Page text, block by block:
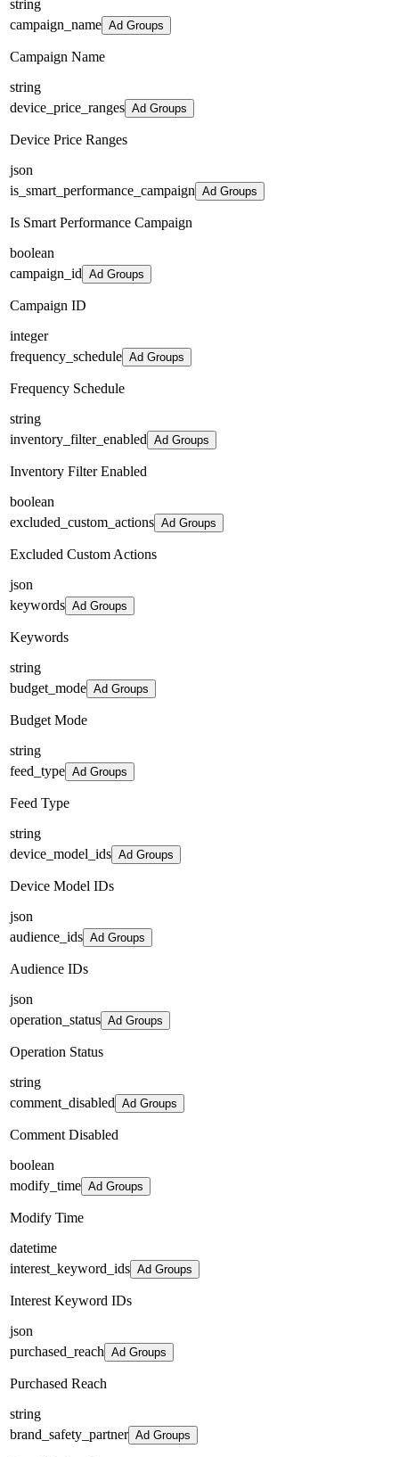
string
campaign_name Ad Groups
Campaign Name
string
device_price_ranges Ad Groups
Device Price Ranges
json
is_smart_performance_campaign Ad Groups
Is Smart Performance Campaign
boolean
campaign_id Ad Groups
Campaign ID
integer
frequency_schedule Ad Groups
Frequency Schedule
string
inventory_filter_enabled Ad Groups
Inventory Filter Enabled
boolean
excluded_custom_actions Ad Groups
Excluded Custom Actions
json
keywords Ad Groups
Keywords
string
budget_mode Ad Groups
Budget Mode
string
feed_type Ad Groups
Feed Type
string
device_model_ids Ad Groups
Device Model IDs
json
audience_ids Ad Groups
Audience IDs
json
operation_status Ad Groups
Operation Status
string
comment_disabled Ad Groups
Comment Disabled
boolean
modify_time Ad Groups
Modify Time
datetime
interest_keyword_ids Ad Groups
Interest Keyword IDs
json
purchased_reach Ad Groups
Purchased Reach
string
brand_safety_partner Ad Groups